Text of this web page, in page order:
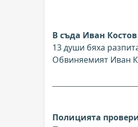
В съда Иван
13 души бяха
Обвиняемият Иван
Полицията